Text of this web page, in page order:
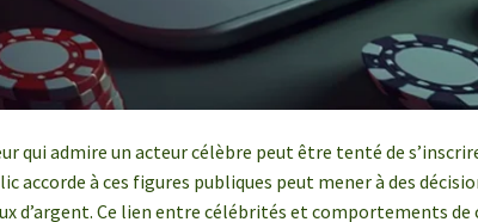
qui admire un acteur célèbre peut être tenté de
accorde à ces figures publiques peut mener à des
d’argent. Ce lien entre célébrités et comportements